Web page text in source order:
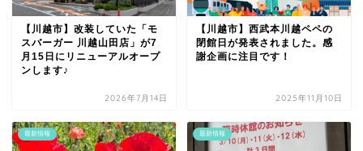
【川越市】改装していた「モ
スバーガー 川越山田店」が7
月15日にリニューアルオープ
ンします♪
2026年7月14日
【川越市】西武本川越ペペの
閉館日が発表されました。感
謝企画に注目です！
2025年11月10日
最新情報 最新情報